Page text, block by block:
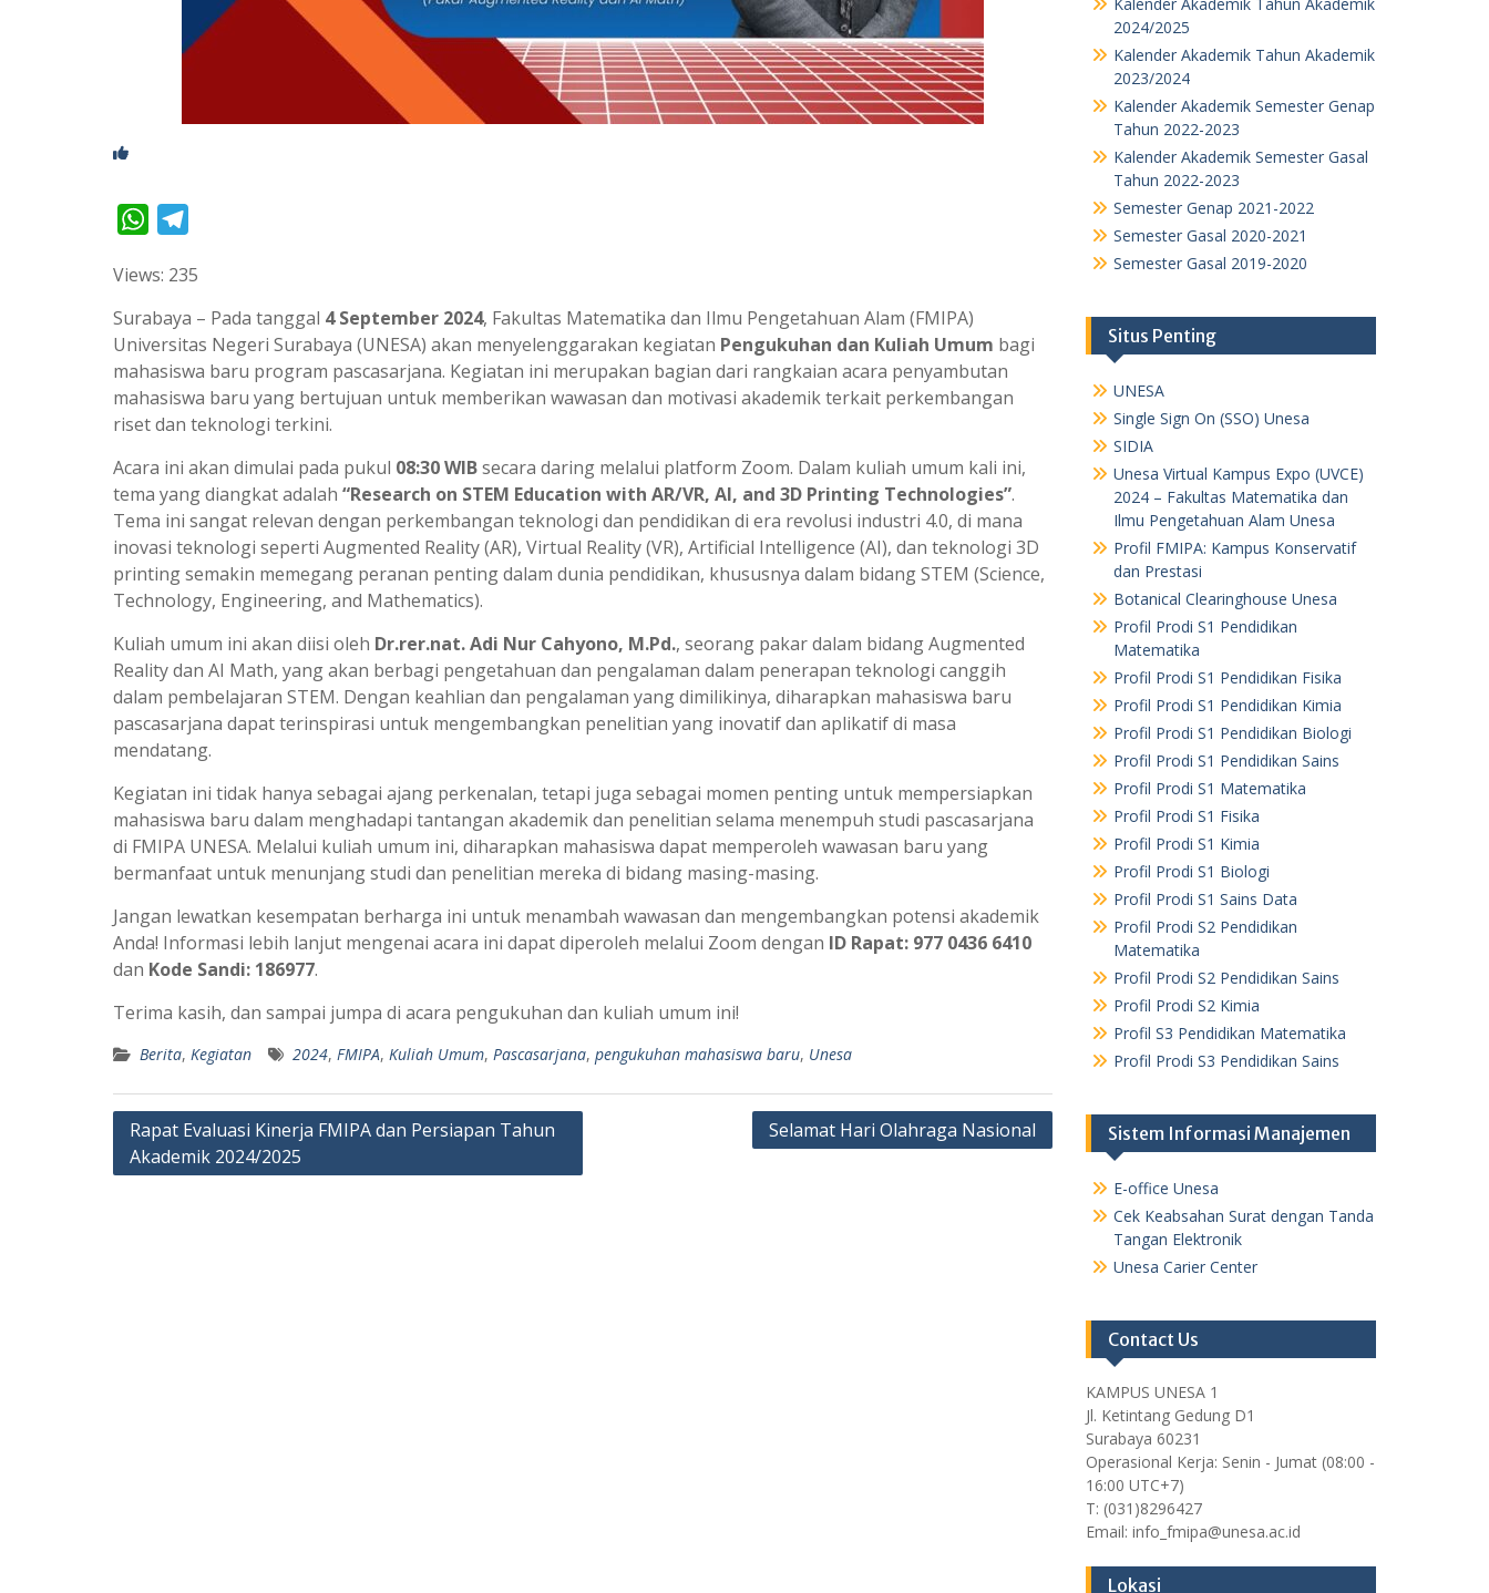
W
a
t
s
A
p
p
l
e
g
r
a
m
Views: 235
Surabaya – Pada tanggal 4 September 2024, Fakultas Matematika dan Ilmu Pengetahuan Alam (FMIPA)
Universitas Negeri Surabaya (UNESA) akan menyelenggarakan kegiatan Pengukuhan dan Kuliah Umum bagi
mahasiswa baru program pascasarjana. Kegiatan ini merupakan bagian dari rangkaian acara penyambutan
mahasiswa baru yang bertujuan untuk memberikan wawasan dan motivasi akademik terkait perkembangan
riset dan teknologi terkini.
Acara ini akan dimulai pada pukul 08:30 WIBsecara daring melalui platform Zoom. Dalam kuliah umum kali ini,
tema yang diangkat adalah “Research on STEM Education with AR/VR, AI, and 3D Printing Technologies”.
Tema ini sangat relevan dengan perkembangan teknologi dan pendidikan di era revolusi industri 4.0, di mana
inovasi teknologi seperti Augmented Reality (AR), Virtual Reality (VR), Artificial Intelligence (AI), dan teknologi 3D
printing semakin memegang peranan penting dalam dunia pendidikan, khususnya dalam bidang STEM (Science,
Technology, Engineering, and Mathematics).
Kuliah umum ini akan diisi oleh Dr.rer.nat. Adi Nur Cahyono, M.Pd., seorang pakar dalam bidang Augmented
Reality dan AI Math, yang akan berbagi pengetahuan dan pengalaman dalam penerapan teknologi canggih
dalam pembelajaran STEM. Dengan keahlian dan pengalaman yang dimilikinya, diharapkan mahasiswa baru
pascasarjana dapat terinspirasi untuk mengembangkan penelitian yang inovatif dan aplikatif di masa
mendatang.
Kegiatan ini tidak hanya sebagai ajang perkenalan, tetapi juga sebagai momen penting untuk mempersiapkan
mahasiswa baru dalam menghadapi tantangan akademik dan penelitian selama menempuh studi pascasarjana
di FMIPA UNESA. Melalui kuliah umum ini, diharapkan mahasiswa dapat memperoleh wawasan baru yang
bermanfaat untuk menunjang studi dan penelitian mereka di bidang masing-masing.
Jangan lewatkan kesempatan berharga ini untuk menambah wawasan dan mengembangkan potensi akademik
Anda! Informasi lebih lanjut mengenai acara ini dapat diperoleh melalui Zoom dengan ID Rapat: 977 0436 6410
dan Kode Sandi: 186977.
Terima kasih, dan sampai jumpa di acara pengukuhan dan kuliah umum ini!
Berita, Kegiatan 2024, FMIPA, Kuliah Umum, Pascasarjana, pengukuhan mahasiswa baru, Unesa
Navigasi
pos
Rapat Evaluasi Kinerja FMIPA dan Persiapan Tahun
Akademik 2024/2025
Selamat Hari Olahraga Nasional
2024/2025
Kalender Akademik Tahun Akademik
2023/2024
Kalender Akademik Semester Genap
Tahun 2022-2023
Kalender Akademik Semester Gasal
Tahun 2022-2023
Semester Genap 2021-2022
Semester Gasal 2020-2021
Semester Gasal 2019-2020
Situs Penting
UNESA
Single Sign On (SSO) Unesa
SIDIA
Unesa Virtual Kampus Expo (UVCE)
2024 – Fakultas Matematika dan
Ilmu Pengetahuan Alam Unesa
Profil FMIPA: Kampus Konservatif
dan Prestasi
Botanical Clearinghouse Unesa
Profil Prodi S1 Pendidikan
Matematika
Profil Prodi S1 Pendidikan Fisika
Profil Prodi S1 Pendidikan Kimia
Profil Prodi S1 Pendidikan Biologi
Profil Prodi S1 Pendidikan Sains
Profil Prodi S1 Matematika
Profil Prodi S1 Fisika
Profil Prodi S1 Kimia
Profil Prodi S1 Biologi
Profil Prodi S1 Sains Data
Profil Prodi S2 Pendidikan
Matematika
Profil Prodi S2 Pendidikan Sains
Profil Prodi S2 Kimia
Profil S3 Pendidikan Matematika
Profil Prodi S3 Pendidikan Sains
Sistem Informasi Manajemen
E-office Unesa
Cek Keabsahan Surat dengan Tanda
Tangan Elektronik
Unesa Carier Center
Contact Us
KAMPUS UNESA 1
Jl. Ketintang Gedung D1
Surabaya 60231
Operasional Kerja: Senin - Jumat (08:00 -
16:00 UTC+7)
T: (031)8296427
Email: info_fmipa@unesa.ac.id
Lokasi